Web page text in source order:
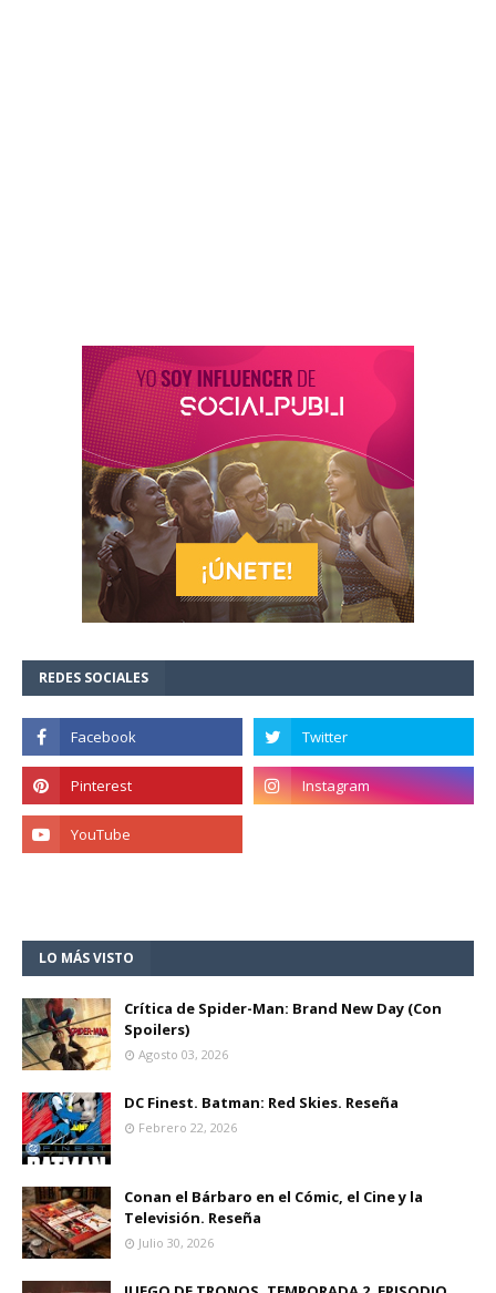
REDES SOCIALES
LO MÁS VISTO
Crítica de Spider-Man: Brand New Day (Con
Spoilers)
Agosto 03, 2026
DC Finest. Batman: Red Skies. Reseña
Febrero 22, 2026
Conan el Bárbaro en el Cómic, el Cine y la
Televisión. Reseña
Julio 30, 2026